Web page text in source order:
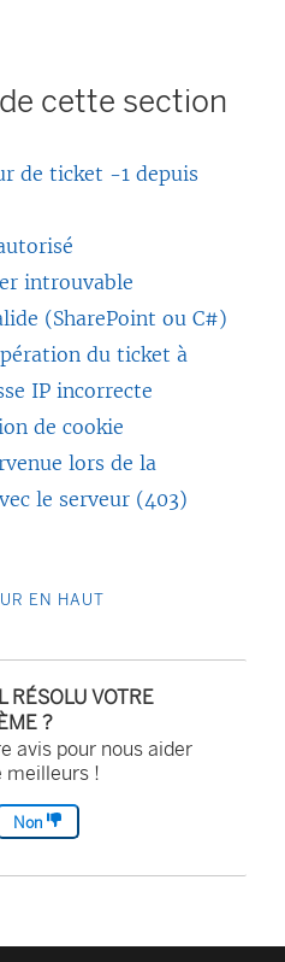
cette section
de ticket -1 depuis
introuvable
(SharePoint ou C#)
du ticket à
IP incorrecte
de cookie
lors de la
le serveur (403)
EN HAUT
RÉSOLU VOTRE
?
avis pour nous aider
meilleurs !
Non